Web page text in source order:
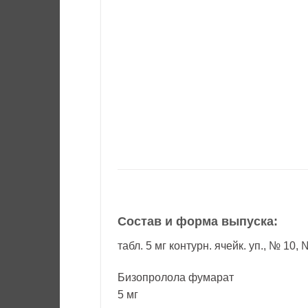
Состав и форма выпуска:
табл. 5 мг контурн. ячейк. уп., № 10,
Бизопролола фумарат
5 мг